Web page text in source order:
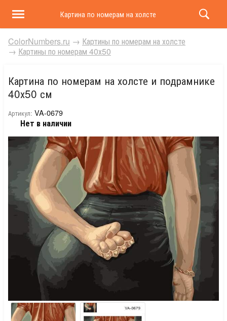
Картина по номерам на холсте и подрамнике 40х50
ColorNumbers.ru → Картины по номерам на холсте
→ Картины по номерам 40х50
Картина по номерам на холсте и подрамнике
40х50 см
Артикул: VA-0679
Нет в наличии